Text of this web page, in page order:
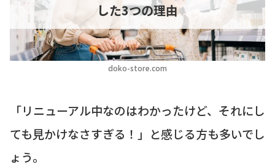
doko-store.com
した3つの理由
「リニューアル中なのはわかったけど、それにし
ても見かけなさすぎる！」と感じる方も多いでし
ょう。